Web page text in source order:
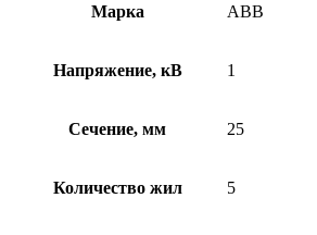
Марка АВВ
Напряжение, кВ 1
Сечение, мм 25
Количество жил 5